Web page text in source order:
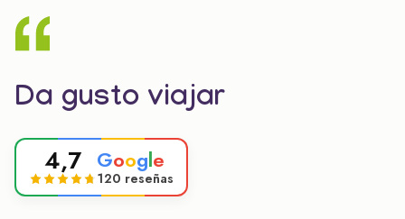
Da gusto viajar
4,7 Google
120 reseñas